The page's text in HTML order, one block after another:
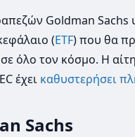
Goldman
(ETF) που θα
όλο τον κόσμο. Η
έχει καθυστερήσει
Sachs